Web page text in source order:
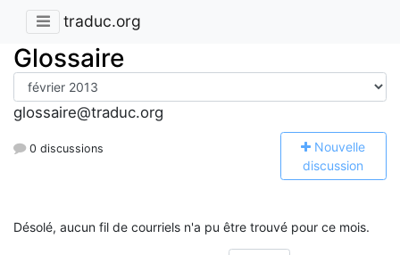
traduc.org
Glossaire
glossaire@traduc.org
0 discussions Nouvelle
discussion
Désolé, aucun fil de courriels n'a pu être trouvé pour ce mois.